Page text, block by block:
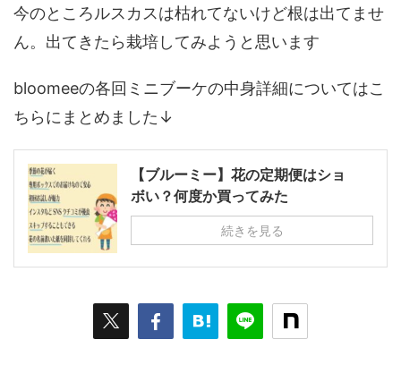
今のところルスカスは枯れてないけど根は出てませ
ん。出てきたら栽培してみようと思います
bloomeeの各回ミニブーケの中身詳細についてはこ
ちらにまとめました↓
【ブルーミー】花の定期便はショ
ボい？何度か買ってみた
続きを見る